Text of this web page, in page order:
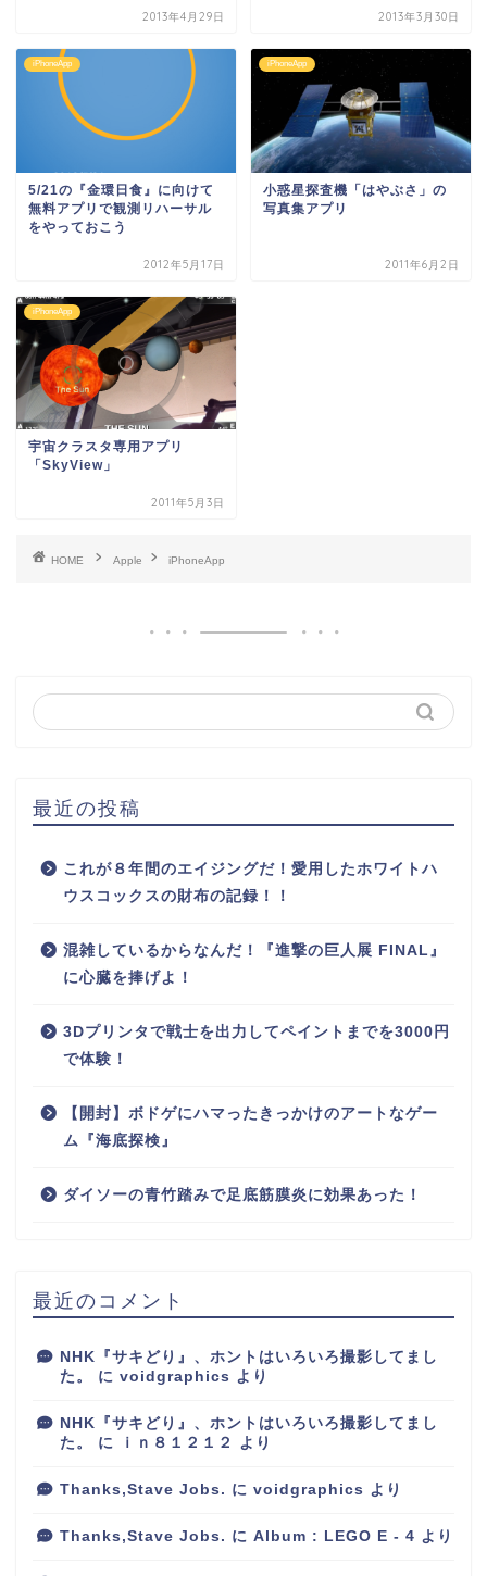
2013年4月29日 2013年3月30日
iPhoneApp
5/21の『金環日食』に向けて
無料アプリで観測リハーサル
をやっておこう
2012年5月17日
iPhoneApp
小惑星探査機「はやぶさ」の
写真集アプリ
2011年6月2日
iPhoneApp
宇宙クラスタ専用アプリ
「SkyView」
2011年5月3日
HOME Apple iPhoneApp
最近の投稿
これが８年間のエイジングだ！愛用したホワイトハ
ウスコックスの財布の記録！！
混雑しているからなんだ！『進撃の巨人展 FINAL』
に心臓を捧げよ！
3Dプリンタで戦士を出力してペイントまでを3000円
で体験！
【開封】ボドゲにハマったきっかけのアートなゲー
ム『海底探検』
ダイソーの青竹踏みで足底筋膜炎に効果あった！
最近のコメント
NHK『サキどり』、ホントはいろいろ撮影してまし
た。
に voidgraphics より
NHK『サキどり』、ホントはいろいろ撮影してまし
た。
に ｉｎ８１２１２ より
Thanks,Stave Jobs. に voidgraphics より
Thanks,Stave Jobs. に Album : LEGO E - 4 より